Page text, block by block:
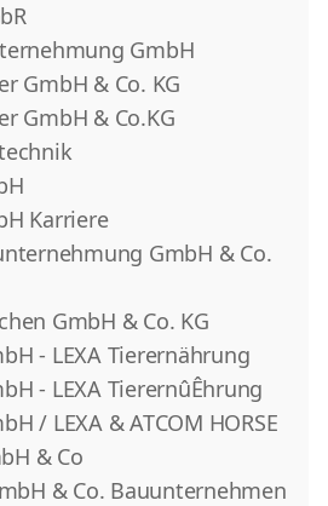
GmbH
GmbH & Co. KG
GmbH & Co.KG
Karriere
GmbH & Co.
GmbH & Co. KG
- LEXA Tierernährung
- LEXA TierernûÊhrung
/ LEXA & ATCOM HORSE
& Co
& Co. Bauunternehmen